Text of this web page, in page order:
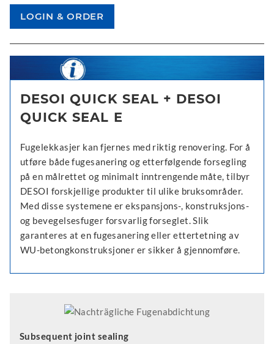
DESOI QUICK SEAL + DESOI
QUICK SEAL E
Fugelekkasjer kan fjernes med riktig renovering. For å
utføre både fugesanering og etterfølgende forsegling
på en målrettet og minimalt inntrengende måte, tilbyr
DESOI forskjellige produkter til ulike bruksområder.
Med disse systemene er ekspansjons-, konstruksjons-
og bevegelsesfuger forsvarlig forseglet. Slik
garanteres at en fugesanering eller ettertetning av
WU-betongkonstruksjoner er sikker å gjennomføre.
Subsequent joint sealing